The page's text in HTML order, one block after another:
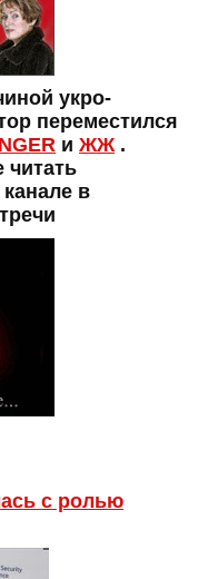
укро-
переместился
и ЖЖ .
читать
в
с ролью